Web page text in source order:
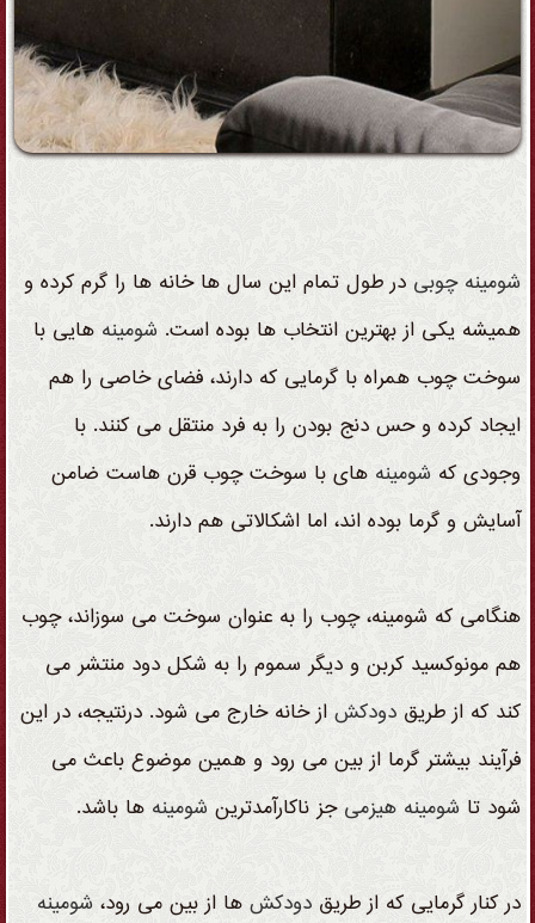
شومینه چوبی در طول تمام این سال ها خانه ها را گرم کرده و
همیشه یکی از بهترین انتخاب ها بوده است. شومینه هایی با
سوخت چوب همراه با گرمایی که دارند، فضای خاصی را هم
ایجاد کرده و حس دنج بودن را به فرد منتقل می کنند. با
وجودی که شومینه های با سوخت چوب قرن هاست ضامن
آسایش و گرما بوده اند، اما اشکالاتی هم دارند.
هنگامی که شومینه، چوب را به عنوان سوخت می سوزاند، چوب
هم مونوکسید کربن و دیگر سموم را به شکل دود منتشر می
کند که از طریق دودکشاز خانه خارج می شود. درنتیجه، در این
فرآیند بیشتر گرما از بین می رود و همین موضوع باعث می
شود تا شومینه هیزمی جز ناکارآمدترین شومینه ها باشد.
در کنار گرمایی که از طریق دودکشها از بین می رود، شومینه